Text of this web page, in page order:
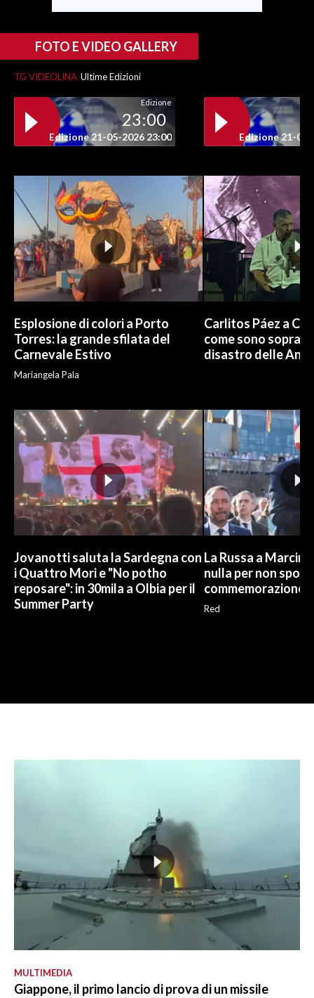
FOTO E VIDEO GALLERY
TG VIDEOLINA Ultime Edizioni
Edizione
23:00
Edizione 21-05-2026 23:00 Edizione 21-05-
Esplosione di colori a Porto
Torres: la grande sfilata del
Carnevale Estivo
Mariangela Pala
Carlitos Páez a
come sono
disastro delle
Jovanotti saluta la Sardegna con
i Quattro Mori e "No potho
reposare": in 30mila a Olbia per il
Summer Party
La Russa a
nulla per non
commemorazione
Red
MULTIMEDIA
Giappone, il primo lancio di prova di un missile